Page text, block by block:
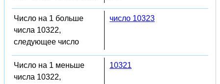
Число на 1 больше
числа 10322,
следующее число
число 10323
Число на 1 меньше
числа 10322,
10321